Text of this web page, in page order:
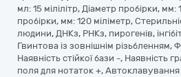
мл: 15 мілілітр, Діаметр пробірки,
пробірки, мм: 120 міліметр,
людини, ДНКз, РНКз, пирогенів,
Гвинтова із зовнішнім різьбленням,
Наявність стійкої бази -, Наявність
поля для нотаток +, Автоклавування